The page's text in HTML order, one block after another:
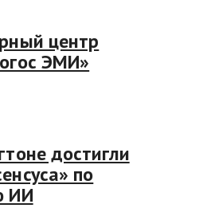
центр
ЭМИ»
достигли
по
ИИ